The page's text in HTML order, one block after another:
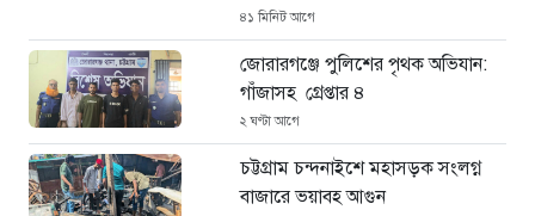
৪১ মিনিট আগে
জোরারগঞ্জে পুলিশের পৃথক অভিযান:
গাঁজাসহ গ্রেপ্তার ৪
২ ঘণ্টা আগে
চট্টগ্রাম চন্দনাইশে মহাসড়ক সংলগ্ন
বাজারে ভয়াবহ আগুন